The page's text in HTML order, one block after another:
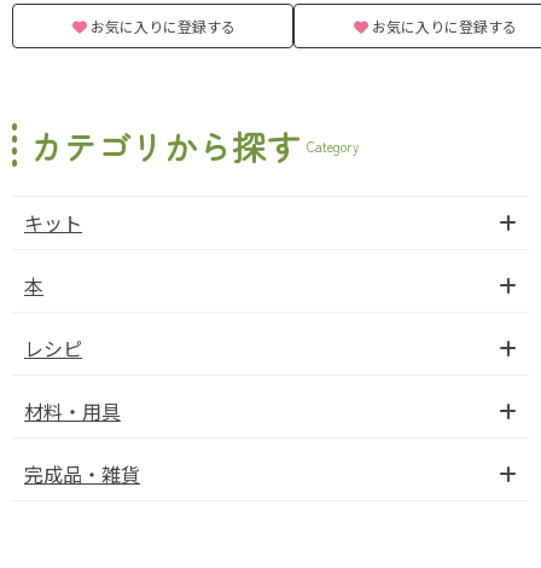
お気に入りに登録する お気に入りに登録する
カテゴリから探す Category
キット
本
レシピ
材料・用具
完成品・雑貨